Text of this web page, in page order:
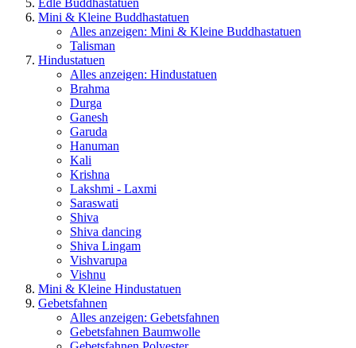
Edle Buddhastatuen
Mini & Kleine Buddhastatuen
Alles anzeigen: Mini & Kleine Buddhastatuen
Talisman
Hindustatuen
Alles anzeigen: Hindustatuen
Brahma
Durga
Ganesh
Garuda
Hanuman
Kali
Krishna
Lakshmi - Laxmi
Saraswati
Shiva
Shiva dancing
Shiva Lingam
Vishvarupa
Vishnu
Mini & Kleine Hindustatuen
Gebetsfahnen
Alles anzeigen: Gebetsfahnen
Gebetsfahnen Baumwolle